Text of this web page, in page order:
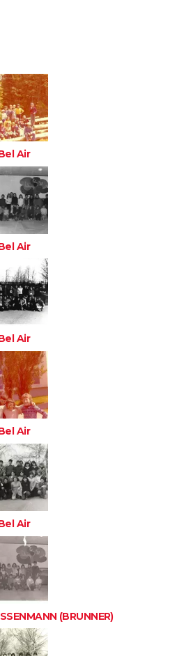
Air
Air
Air
Air
Air
(BRUNNER)